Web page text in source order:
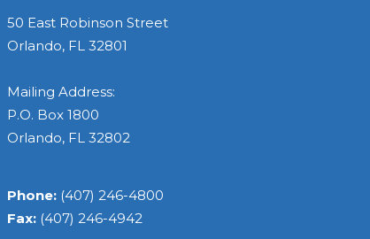
50 East Robinson Street
Orlando, FL 32801
Mailing Address:
P.O. Box 1800
Orlando, FL 32802
Phone: (407) 246-4800
Fax: (407) 246-4942